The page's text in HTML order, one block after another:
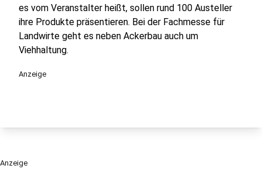
es vom Veranstalter heißt, sollen rund 100 Austeller
ihre Produkte präsentieren. Bei der Fachmesse für
Landwirte geht es neben Ackerbau auch um
Viehhaltung.
Anzeige
Anzeige